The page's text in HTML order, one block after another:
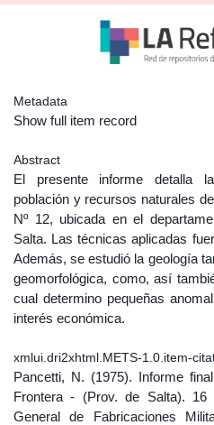
Metadata
Show full item record
Abstract
El presente informe detalla
población y recursos naturales
Nº 12, ubicada en el
Salta. Las técnicas aplicadas
Además, se estudió la geología
geomorfológica, como, así
cual determino pequeñas
interés económica.
xmlui.dri2xhtml.METS-1.0.item-
Pancetti, N. (1975). Informe
Frontera - (Prov. de Salta). 16
General de Fabricaciones